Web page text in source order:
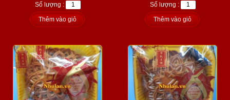
Số lượng :
Thêm vào giỏ
Số lượng :
Thêm vào giỏ